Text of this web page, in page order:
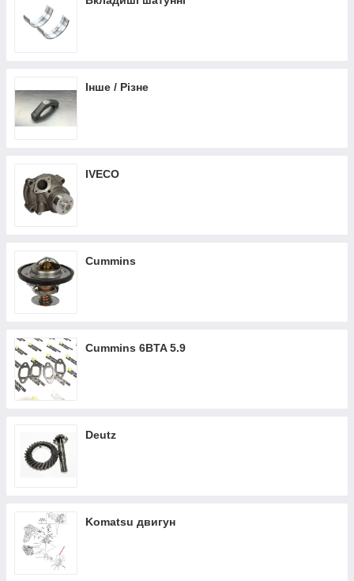
Інше / Різне
IVECO
Cummins
Cummins 6BTA 5.9
Deutz
Komatsu двигун